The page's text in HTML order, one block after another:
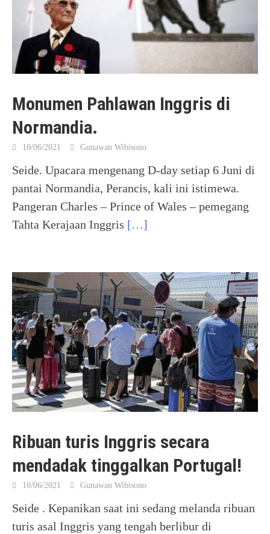
Monumen Pahlawan Inggris di
Normandia.
10/06/2021 Gunawan Wibisono
Seide. Upacara mengenang D-day setiap 6 Juni di
pantai Normandia, Perancis, kali ini istimewa.
Pangeran Charles – Prince of Wales – pemegang
Tahta Kerajaan Inggris […]
Ribuan turis Inggris secara
mendadak tinggalkan Portugal!
10/06/2021 Gunawan Wibisono
Seide . Kepanikan saat ini sedang melanda ribuan
turis asal Inggris yang tengah berlibur di